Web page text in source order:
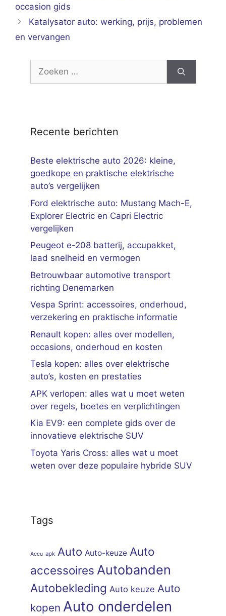
occasion gids
Katalysator auto: werking, prijs, problemen
en vervangen
Zoek
Recente berichten
Beste elektrische auto 2026: kleine,
goedkope en praktische elektrische
auto’s vergelijken
Ford elektrische auto: Mustang Mach-E,
Explorer Electric en Capri Electric
vergelijken
Peugeot e-208 batterij, accupakket,
laad snelheid en vermogen
Betrouwbaar automotive transport
richting Denemarken
Vespa Sprint: accessoires, onderhoud,
verzekering en praktische informatie
Renault kopen: alles over modellen,
occasions, onderhoud en kosten
Tesla kopen: alles over elektrische
auto’s, kosten en prestaties
APK verlopen: alles wat u moet weten
over regels, boetes en verplichtingen
Kia EV9: een complete gids over de
innovatieve elektrische SUV
Toyota Yaris Cross: alles wat u moet
weten over deze populaire hybride SUV
Tags
Accu apk Auto Auto-keuze Auto
accessoires Autobanden
Autobekleding Auto keuze Auto
kopen Auto onderdelen